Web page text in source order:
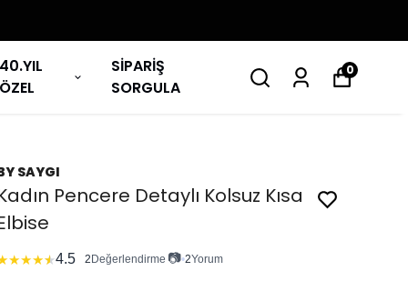
40.YIL
ÖZEL
SİPARİŞ
SORGULA
0
SAYGI
Pencere Detaylı Kolsuz Kısa
★★★★4.5 2 Değerlendirme 📷•2Yorum